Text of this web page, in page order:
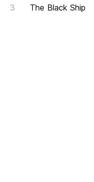
The Black Ship